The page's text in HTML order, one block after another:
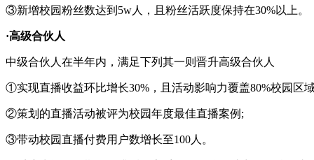
③新增校园粉丝数达到5w人，且粉丝活跃度保持在30%以上。
·高级合伙人
中级合伙人在半年内，满足下列其一则晋升高级合伙人
①实现直播收益环比增长30%，且活动影响力覆盖80%校园区
②策划的直播活动被评为校园年度最佳直播案例;
③带动校园直播付费用户数增长至100人。